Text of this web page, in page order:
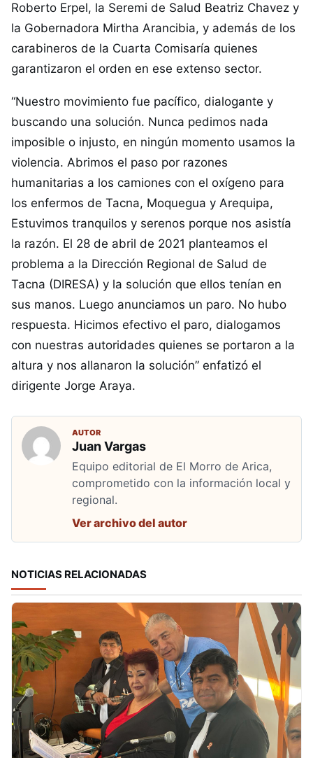
Roberto Erpel, la Seremi de Salud Beatriz Chavez y
la Gobernadora Mirtha Arancibia, y además de los
carabineros de la Cuarta Comisaría quienes
garantizaron el orden en ese extenso sector.
“Nuestro movimiento fue pacífico, dialogante y
buscando una solución. Nunca pedimos nada
imposible o injusto, en ningún momento usamos la
violencia. Abrimos el paso por razones
humanitarias a los camiones con el oxígeno para
los enfermos de Tacna, Moquegua y Arequipa,
Estuvimos tranquilos y serenos porque nos asistía
la razón. El 28 de abril de 2021 planteamos el
problema a la Dirección Regional de Salud de
Tacna (DIRESA) y la solución que ellos tenían en
sus manos. Luego anunciamos un paro. No hubo
respuesta. Hicimos efectivo el paro, dialogamos
con nuestras autoridades quienes se portaron a la
altura y nos allanaron la solución” enfatizó el
dirigente Jorge Araya.
AUTOR
Juan Vargas
Equipo editorial de El Morro de Arica,
comprometido con la información local y
regional.
Ver archivo del autor
NOTICIAS RELACIONADAS